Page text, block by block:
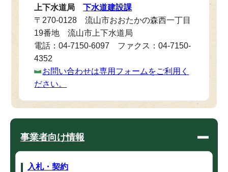
上下水道局
下水道建設課
〒270-0128 流山市おおたかの森西一丁目
19番地 流山市上下水道局
電話：04-7150-6097 ファクス：04-7150-
4352
お問い合わせは専用フォームをご利用く
ださい。
事業者向け情報
入札・契約